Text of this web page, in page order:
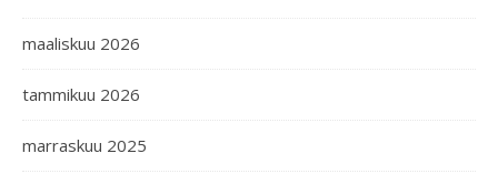
maaliskuu 2026
tammikuu 2026
marraskuu 2025